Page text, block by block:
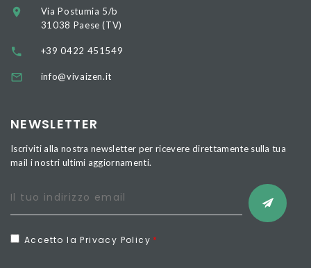
Via Postumia 5/b
31038 Paese (TV)
+39 0422 451549
info@vivaizen.it
NEWSLETTER
Iscriviti alla nostra newsletter per ricevere direttamente sulla tua
mail i nostri ultimi aggiornamenti.
Accetto la Privacy Policy